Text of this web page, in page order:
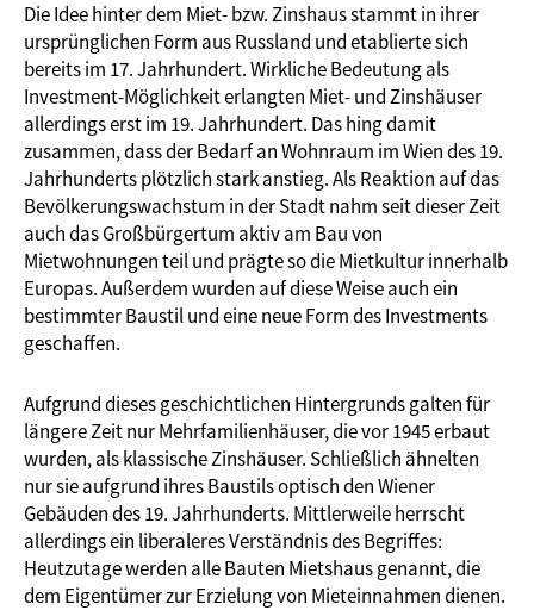
Die Idee hinter dem Miet- bzw. Zinshaus stammt in ihrer
ursprünglichen Form aus Russland und etablierte sich
bereits im 17. Jahrhundert. Wirkliche Bedeutung als
Investment-Möglichkeit erlangten Miet- und Zinshäuser
allerdings erst im 19. Jahrhundert. Das hing damit
zusammen, dass der Bedarf an Wohnraum im Wien des 19.
Jahrhunderts plötzlich stark anstieg. Als Reaktion auf das
Bevölkerungswachstum in der Stadt nahm seit dieser Zeit
auch das Großbürgertum aktiv am Bau von
Mietwohnungen teil und prägte so die Mietkultur innerhalb
Europas. Außerdem wurden auf diese Weise auch ein
bestimmter Baustil und eine neue Form des Investments
geschaffen.
Aufgrund dieses geschichtlichen Hintergrunds galten für
längere Zeit nur Mehrfamilienhäuser, die vor 1945 erbaut
wurden, als klassische Zinshäuser. Schließlich ähnelten
nur sie aufgrund ihres Baustils optisch den Wiener
Gebäuden des 19. Jahrhunderts. Mittlerweile herrscht
allerdings ein liberaleres Verständnis des Begriffes:
Heutzutage werden alle Bauten Mietshaus genannt, die
dem Eigentümer zur Erzielung von Mieteinnahmen dienen.